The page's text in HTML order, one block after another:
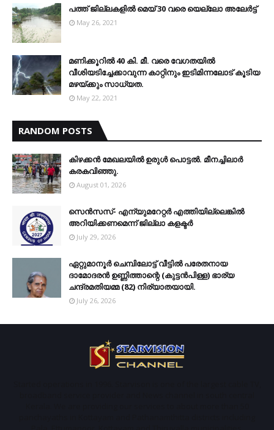
പത്ത് ജില്ലകളില്‍ മെയ് 30 വരെ യെല്ലോ അലേര്‍ട്ട്
May 26, 2021
മണിക്കൂറിൽ 40 കി. മീ. വരെ വേഗതയിൽ
വീശിയടിച്ചേക്കാവുന്ന കാറ്റിനും ഇടിമിന്നലോട് കൂടിയ
മഴയ്ക്കും സാധ്യത.
May 22, 2021
RANDOM POSTS
കിഴക്കന്‍ മേഖലയില്‍ ഉരുള്‍ പൊട്ടല്‍. മീനച്ചിലാര്‍
കരകവിഞ്ഞു.
August 01, 2026
സെന്‍സസ്- എന്യുമറേറ്റര്‍ എത്തിയില്ലെങ്കില്‍
അറിയിക്കണമെന്ന് ജില്ലാ കളക്ടര്‍
July 29, 2026
ഏറ്റുമാനൂര്‍ ചെമ്പിലോട്ട് വീട്ടില്‍ പരേതനായ
ദാമോദരന്‍ ഉണ്ണിത്താന്റെ (കുട്ടന്‍പിള്ള) ഭാര്യ
ചന്ദ്രമതിയമ്മ (82) നിര്യാതയായി.
July 26, 2026